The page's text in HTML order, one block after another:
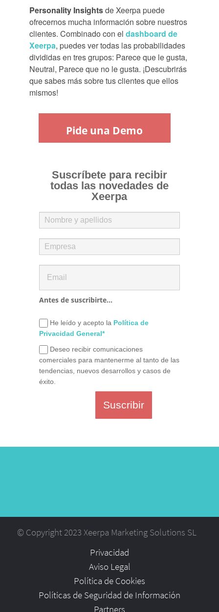
Personality Insightsde Xeerpa puede
ofrecernos mucha información sobre nuestros
clientes. Combinado con el dashboard de
Xeerpa, puedes ver todas las probabilidades
divididas en tres grupos: Parece que le gusta,
Neutral, Parece que no le gusta. ¡Descubrirás
que sabes más sobre tus clientes que ellos
mismos!
Pide una Demo
Suscríbete para recibir
todas las novedades de
Xeerpa
Antes de suscribirte...
He leído y acepto la Política de
Privacidad General*
Deseo recibir comunicaciones
comerciales para mantenerme al tanto de las
tendencias, nuevos desarrollos y casos de
éxito.
Suscribir
© Copyright 2023 Xeerpa Marketing Solutions SL
Privacidad
Aviso Legal
Política de Cookies
Políticas de Seguridad de Información
Partners